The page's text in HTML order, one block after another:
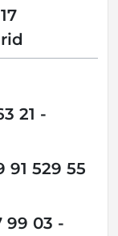
21 -
91 529 55
99 03 -